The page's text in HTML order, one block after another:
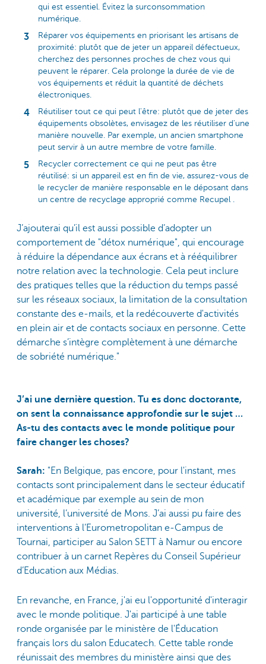
qui est essentiel. Évitez la surconsommation
numérique.
Réparer vos équipements en priorisant les artisans de
proximité: plutôt que de jeter un appareil défectueux,
cherchez des personnes proches de chez vous qui
peuvent le réparer. Cela prolonge la durée de vie de
vos équipements et réduit la quantité de déchets
électroniques.
Réutiliser tout ce qui peut l'être: plutôt que de jeter des
équipements obsolètes, envisagez de les réutiliser d'une
manière nouvelle. Par exemple, un ancien smartphone
peut servir à un autre membre de votre famille.
Recycler correctement ce qui ne peut pas être
réutilisé: si un appareil est en fin de vie, assurez-vous de
le recycler de manière responsable en le déposant dans
un centre de recyclage approprié comme Recupel .
J’ajouterai qu’il est aussi possible d’adopter un
comportement de "détox numérique", qui encourage
à réduire la dépendance aux écrans et à rééquilibrer
notre relation avec la technologie. Cela peut inclure
des pratiques telles que la réduction du temps passé
sur les réseaux sociaux, la limitation de la consultation
constante des e-mails, et la redécouverte d'activités
en plein air et de contacts sociaux en personne. Cette
démarche s’intègre complètement à une démarche
de sobriété numérique."
J’ai une dernière question. Tu es donc doctorante,
on sent la connaissance approfondie sur le sujet …
As-tu des contacts avec le monde politique pour
faire changer les choses?
Sarah: "En Belgique, pas encore, pour l'instant, mes
contacts sont principalement dans le secteur éducatif
et académique par exemple au sein de mon
université, l’université de Mons. J’ai aussi pu faire des
interventions à l’Eurometropolitan e-Campus de
Tournai, participer au Salon SETT à Namur ou encore
contribuer à un carnet Repères du Conseil Supérieur
d’Education aux Médias.
En revanche, en France, j'ai eu l'opportunité d'interagir
avec le monde politique. J'ai participé à une table
ronde organisée par le ministère de l'Éducation
français lors du salon Educatech. Cette table ronde
réunissait des membres du ministère ainsi que des